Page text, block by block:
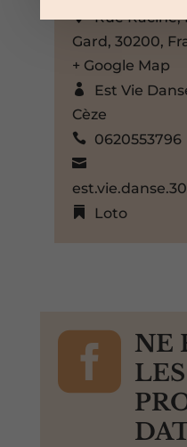
Rue Racine,
Gard, 30200,
+ Google Map
Est Vie
Cèze
0620553796
Loto

NE
LES